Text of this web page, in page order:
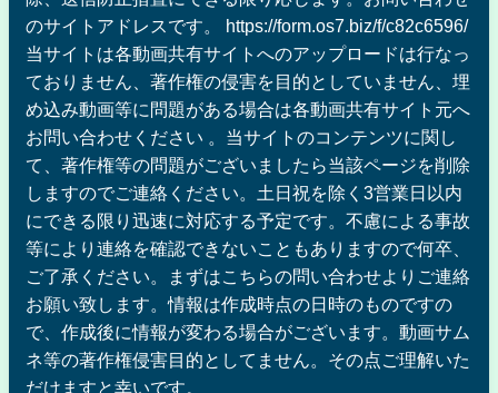
のサイトアドレスです。 https://form.os7.biz/f/c82c6596/
当サイトは各動画共有サイトへのアップロードは行なっ
ておりません、著作権の侵害を目的としていません、埋
め込み動画等に問題がある場合は各動画共有サイト元へ
お問い合わせください 。当サイトのコンテンツに関し
て、著作権等の問題がございましたら当該ページを削除
しますのでご連絡ください。土日祝を除く3営業日以内
にできる限り迅速に対応する予定です。不慮による事故
等により連絡を確認できないこともありますので何卒、
ご了承ください。まずはこちらの問い合わせよりご連絡
お願い致します。情報は作成時点の日時のものですの
で、作成後に情報が変わる場合がございます。動画サム
ネ等の著作権侵害目的としてません。その点ご理解いた
だけますと幸いです。